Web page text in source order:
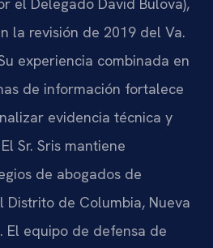
la revisión de 2019 del Va.
experiencia combinada en
de información fortalece
evidencia técnica y
Sr. Sris mantiene
de abogados de
Distrito de Columbia, Nueva
El equipo de defensa de